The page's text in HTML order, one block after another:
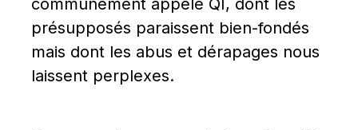
communément appelé QI, dont les
présupposés paraissent bien-fondés
mais dont les abus et dérapages nous
laissent perplexes.